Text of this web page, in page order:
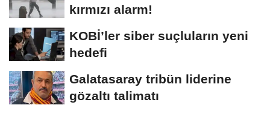
kırmızı alarm!
KOBİ’ler siber suçluların yeni
hedefi
Galatasaray tribün liderine
gözaltı talimatı